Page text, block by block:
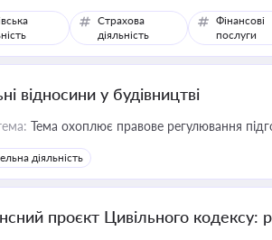
Страхова
діяльність
Фінансові
послуги
відносини у будівництві
Тема охоплює правове регулювання
діяльність
проєкт Цивільного кодексу: